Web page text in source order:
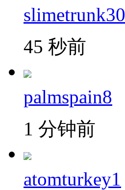
slimetrunk30
45 秒前
palmspain8
1 分钟前
atomturkey1